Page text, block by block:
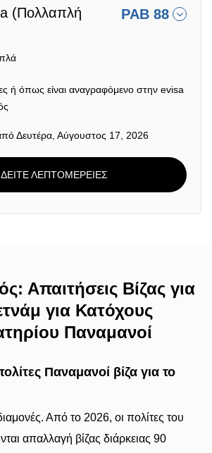
(Πολλαπλή
PAB 88
ή όπως είναι αναγραφόμενο στην evisa
Δευτέρα, Αύγουστος 17, 2026
ΔΕΙΤΕ ΛΕΠΤΟΜΕΡΕΙΕΣ
Απαιτήσεις Βίζας για
για Κατόχους
Παναμανοί
Παναμανοί βίζα για το
Από το 2026, οι πολίτες του
απαλλαγή βίζας διάρκειας 90